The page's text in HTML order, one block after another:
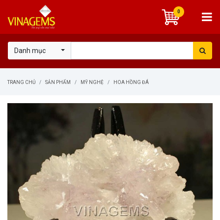
Danh mục
0
TRANG CHỦ SẢN PHẨM MỸ NGHỆ HOA HỒNG ĐÁ